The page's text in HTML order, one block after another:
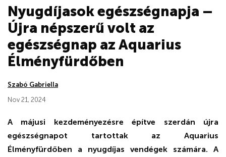
Nyugdíjasok egészségnapja –
Újra népszerű volt az
egészségnap az Aquarius
Élményfürdőben
Szabó Gabriella
Nov 21, 2024
A májusi kezdeményezésre építve szerdán újra
egészségnapot tartottak az Aquarius
Élményfürdőben a nyugdíjas vendégek számára. A